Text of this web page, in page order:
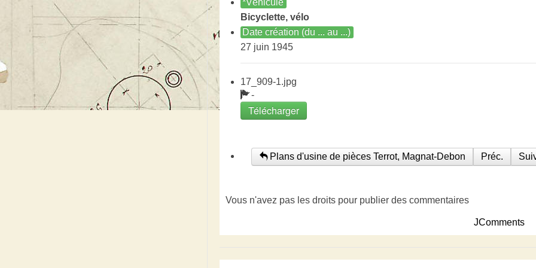
*Véhicule
Bicyclette, vélo
Date création (du ... au ...)
27 juin 1945
17_909-1.jpg
-
Télécharger
Plans d'usine de pièces Terrot, Magnat-Debon Préc.
Vous n'avez pas les droits pour publier des commentaires
JComments